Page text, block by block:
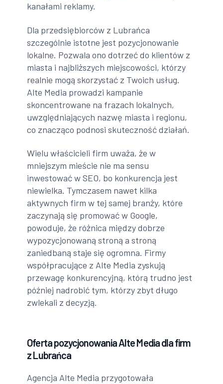
kanałami reklamy.
Dla przedsiębiorców z Lubrańca
szczególnie istotne jest pozycjonowanie
lokalne. Pozwala ono dotrzeć do klientów z
miasta i najbliższych miejscowości, którzy
realnie mogą skorzystać z Twoich usług.
Alte Media prowadzi kampanie
skoncentrowane na frazach lokalnych,
uwzględniających nazwę miasta i regionu,
co znacząco podnosi skuteczność działań.
Wielu właścicieli firm uważa, że w
mniejszym mieście nie ma sensu
inwestować w SEO, bo konkurencja jest
niewielka. Tymczasem nawet kilka
aktywnych firm w tej samej branży, które
zaczynają się promować w Google,
powoduje, że różnica między dobrze
wypozycjonowaną stroną a stroną
zaniedbaną staje się ogromna. Firmy
współpracujące z Alte Media zyskują
przewagę konkurencyjną, którą trudno jest
później nadrobić tym, którzy zbyt długo
zwlekali z decyzją.
Oferta pozycjonowania Alte Media dla firm
z Lubrańca
Agencja Alte Media przygotowała